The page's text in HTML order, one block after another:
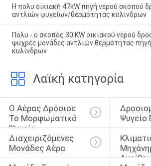
Η πολυ οικιακή 47kW πηγή νερού σκοπού
αντλιών ψυγείων/θερμότητας κυλίνδρων
Πολυ - ο σκοπός 30 KW οικιακού νερού
ψυχρές μονάδες αντλιών θερμότητας
κυλίνδρων
Λαϊκή κατηγορία
Ο Αέρας Δρόσισε
Το Μορφωματικό
Ψυγείο
Ψυγείο
Διαχειριζόμενες
Μονάδες Αέρα